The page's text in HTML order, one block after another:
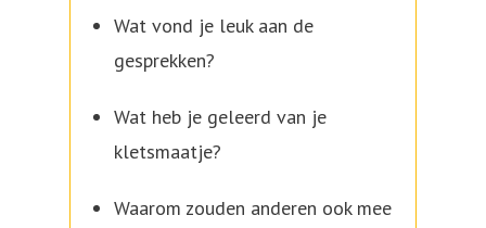
Wat vond je leuk aan de
gesprekken?
Wat heb je geleerd van je
kletsmaatje?
Waarom zouden anderen ook mee